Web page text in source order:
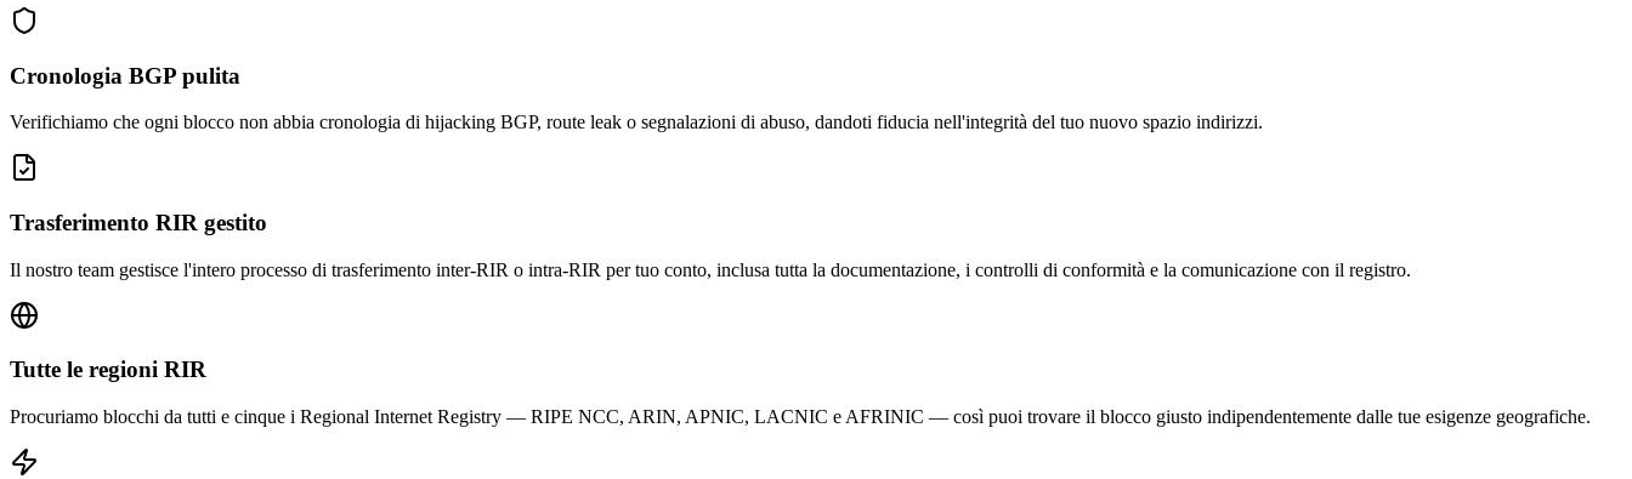
Cronologia BGP pulita
Verifichiamo che ogni blocco non abbia cronologia di hijacking BGP, route leak o segnalazioni di abuso, dandoti fiducia nell'integrità del tuo nuovo spazio indirizzi.
Trasferimento RIR gestito
Il nostro team gestisce l'intero processo di trasferimento inter-RIR o intra-RIR per tuo conto, inclusa tutta la documentazione, i controlli di conformità e la comunicazione con il registro.
Tutte le regioni RIR
Procuriamo blocchi da tutti e cinque i Regional Internet Registry — RIPE NCC, ARIN, APNIC, LACNIC e AFRINIC — così puoi trovare il blocco giusto indipendentemente dalle tue esigenze geografiche.